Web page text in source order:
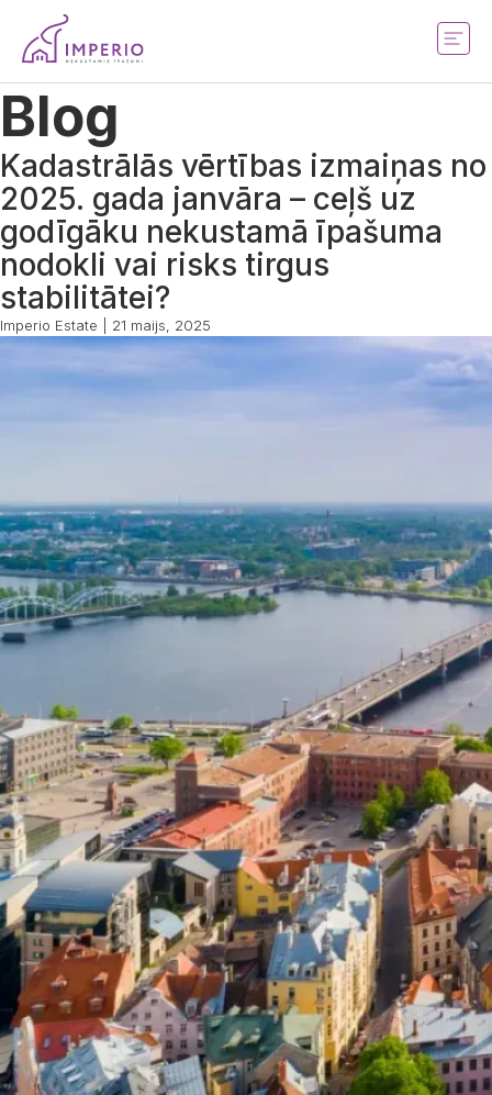
Blog
Kadastrālās vērtības izmaiņas no
2025. gada janvāra – ceļš uz
godīgāku nekustamā īpašuma
nodokli vai risks tirgus
stabilitātei?
Imperio Estate 21 maijs, 2025